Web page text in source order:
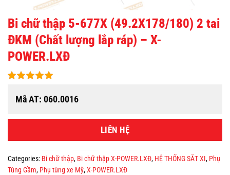
Bi chữ thập 5-677X (49.2X178/180) 2 tai
ĐKM (Chất lượng lắp ráp) – X-
POWER.LXĐ
Mã AT: 060.0016
LIÊN HỆ
Categories: Bi chữ thập, Bi chữ thập X-POWER.LXĐ, HỆ THỐNG SẮT XI, Phụ
Tùng Gầm, Phụ tùng xe Mỹ,X-POWER.LXĐ